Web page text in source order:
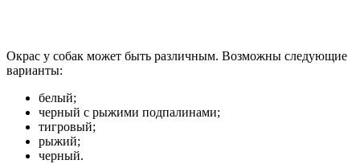
Окрас у собак может быть различным. Возможны следующие
варианты:
белый;
черный с рыжими подпалинами;
тигровый;
рыжий;
черный.